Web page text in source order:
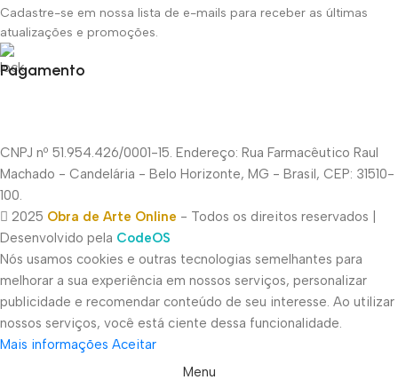
Cadastre-se em nossa lista de e-mails para receber as últimas
atualizações e promoções.
Pagamento
CNPJ nº 51.954.426/0001-15. Endereço: Rua Farmacêutico Raul
Machado - Candelária - Belo Horizonte, MG - Brasil, CEP: 31510-
100.
2025 Obra de Arte Online - Todos os direitos reservados |
Desenvolvido pela CodeOS
Nós usamos cookies e outras tecnologias semelhantes para
melhorar a sua experiência em nossos serviços, personalizar
publicidade e recomendar conteúdo de seu interesse. Ao utilizar
nossos serviços, você está ciente dessa funcionalidade.
Mais informações Aceitar
Menu